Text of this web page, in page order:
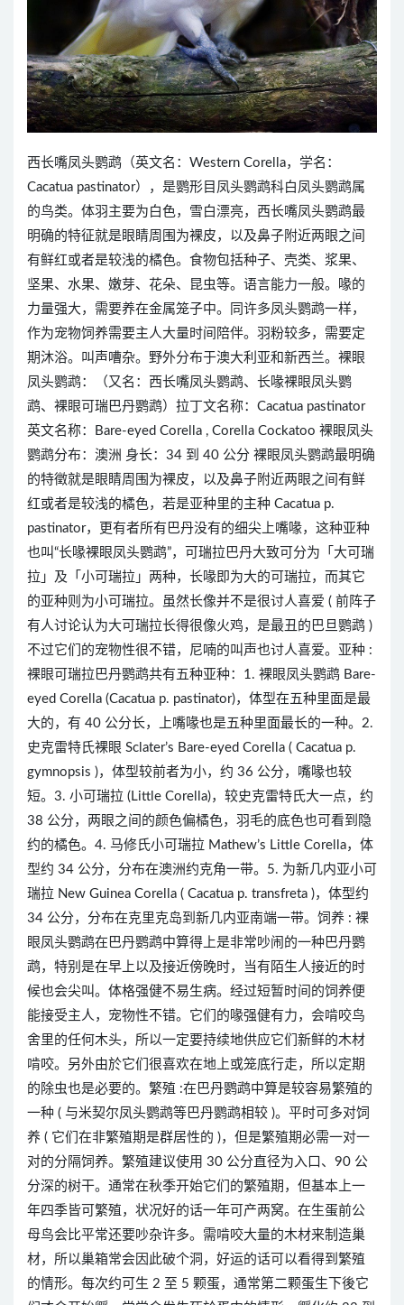
西长嘴凤头鹦鹉（英文名：Western Corella，学名：
Cacatua pastinator），是鹦形目凤头鹦鹉科白凤头鹦鹉属
的鸟类。体羽主要为白色，雪白漂亮，西长嘴凤头鹦鹉最
明确的特征就是眼睛周围为裸皮，以及鼻子附近两眼之间
有鲜红或者是较浅的橘色。食物包括种子、壳类、浆果、
坚果、水果、嫩芽、花朵、昆虫等。语言能力一般。喙的
力量强大，需要养在金属笼子中。同许多凤头鹦鹉一样，
作为宠物饲养需要主人大量时间陪伴。羽粉较多，需要定
期沐浴。叫声嘈杂。野外分布于澳大利亚和新西兰。裸眼
凤头鹦鹉：（又名：西长嘴凤头鹦鹉、长喙裸眼凤头鹦
鹉、裸眼可瑞巴丹鹦鹉）拉丁文名称：Cacatua pastinator
英文名称：Bare-eyed Corella , Corella Cockatoo 裸眼凤头
鹦鹉分布：澳洲 身长：34 到 40 公分 裸眼凤头鹦鹉最明确
的特徵就是眼睛周围为裸皮，以及鼻子附近两眼之间有鲜
红或者是较浅的橘色，若是亚种里的主种 Cacatua p.
pastinator，更有者所有巴丹没有的细尖上嘴喙，这种亚种
也叫“长喙裸眼凤头鹦鹉”，可瑞拉巴丹大致可分为「大可瑞
拉」及「小可瑞拉」两种，长喙即为大的可瑞拉，而其它
的亚种则为小可瑞拉。虽然长像并不是很讨人喜爱 ( 前阵子
有人讨论认为大可瑞拉长得很像火鸡，是最丑的巴旦鹦鹉 )
不过它们的宠物性很不错，尼喃的叫声也讨人喜爱。亚种 :
裸眼可瑞拉巴丹鹦鹉共有五种亚种：1. 裸眼凤头鹦鹉 Bare-
eyed Corella (Cacatua p. pastinator)，体型在五种里面是最
大的，有 40 公分长，上嘴喙也是五种里面最长的一种。2.
史克雷特氏裸眼 Sclater’s Bare-eyed Corella ( Cacatua p.
gymnopsis )，体型较前者为小，约 36 公分，嘴喙也较
短。3. 小可瑞拉 (Little Corella)，较史克雷特氏大一点，约
38 公分，两眼之间的颜色偏橘色，羽毛的底色也可看到隐
约的橘色。4. 马修氏小可瑞拉 Mathew’s Little Corella，体
型约 34 公分，分布在澳洲约克角一带。5. 为新几内亚小可
瑞拉 New Guinea Corella ( Cacatua p. transfreta )，体型约
34 公分，分布在克里克岛到新几内亚南端一带。饲养 : 裸
眼凤头鹦鹉在巴丹鹦鹉中算得上是非常吵闹的一种巴丹鹦
鹉，特别是在早上以及接近傍晚时，当有陌生人接近的时
候也会尖叫。体格强健不易生病。经过短暂时间的饲养便
能接受主人，宠物性不错。它们的喙强健有力，会啃咬鸟
舍里的任何木头，所以一定要持续地供应它们新鲜的木材
啃咬。另外由於它们很喜欢在地上或笼底行走，所以定期
的除虫也是必要的。繁殖 :在巴丹鹦鹉中算是较容易繁殖的
一种 ( 与米契尔凤头鹦鹉等巴丹鹦鹉相较 )。平时可多对饲
养 ( 它们在非繁殖期是群居性的 )，但是繁殖期必需一对一
对的分隔饲养。繁殖建议使用 30 公分直径为入口、90 公
分深的树干。通常在秋季开始它们的繁殖期，但基本上一
年四季皆可繁殖，状况好的话一年可产两窝。在生蛋前公
母鸟会比平常还要吵杂许多。需啃咬大量的木材来制造巢
材，所以巢箱常会因此破个洞，好运的话可以看得到繁殖
的情形。每次约可生 2 至 5 颗蛋，通常第二颗蛋生下後它